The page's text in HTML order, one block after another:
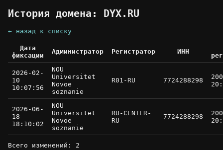
История домена: DYX.RU
← назад к списку
Дата
фиксации
Администратор Регистратор ИНН
2026-02-
10
10:07:56
NOU
Universitet
Novoe
soznanie
R01-RU 7724288298
2026-06-
18
18:10:02
NOU
Universitet
Novoe
soznanie
RU-CENTER-
RU
7724288298
Всего изменений: 2